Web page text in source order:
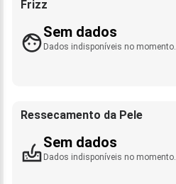
Frizz
Sem dados
Dados indisponíveis no momento.
Ressecamento da Pele
Sem dados
Dados indisponíveis no momento.